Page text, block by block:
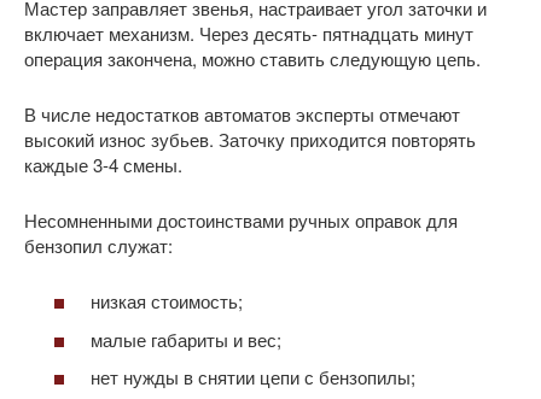
Мастер заправляет звенья, настраивает угол заточки и
включает механизм. Через десять- пятнадцать минут
операция закончена, можно ставить следующую цепь.
В числе недостатков автоматов эксперты отмечают
высокий износ зубьев. Заточку приходится повторять
каждые 3-4 смены.
Несомненными достоинствами ручных оправок для
бензопил служат:
низкая стоимость;
малые габариты и вес;
нет нужды в снятии цепи с бензопилы;